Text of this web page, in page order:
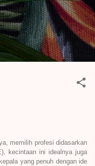
memilih profesi didasarkan
kecintaan ini idealnya juga
yang penuh dengan ide